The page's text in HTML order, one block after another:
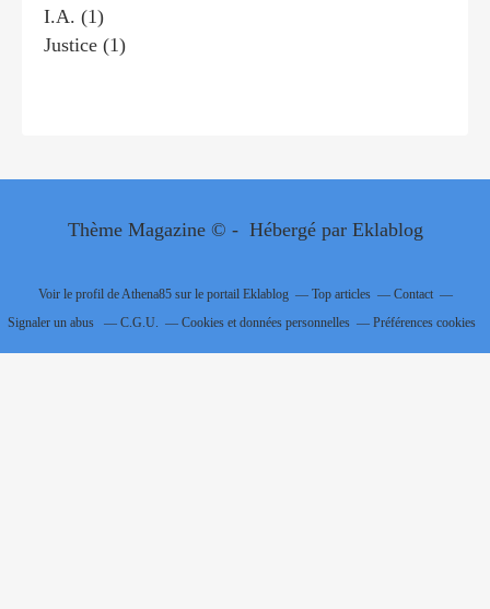
I.a. (1)
Justice (1)
Thème Magazine © - Hébergé par Eklablog
Voir le profil de Athena85sur le portail Eklablog Top articles
Contact
Signaler un abus
C.G.U. Cookies et données personnelles Préférences cookies